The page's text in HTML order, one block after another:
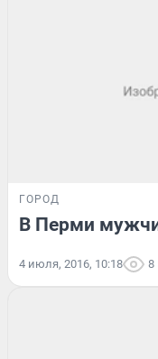
ГОРОД
В Перми
4 июля, 2016, 10:18 8